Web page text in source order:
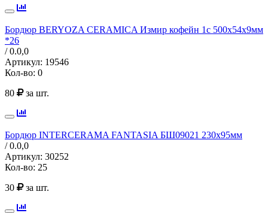
Бордюр BERYOZA CERAMICA Измир кофейн 1с 500х54х9мм
*26
/ 0.0,0
Артикул: 19546
Кол-во: 0
80
за шт.
Бордюр INTERCERAMA FANTASIA БШ09021 230х95мм
/ 0.0,0
Артикул: 30252
Кол-во: 25
30
за шт.